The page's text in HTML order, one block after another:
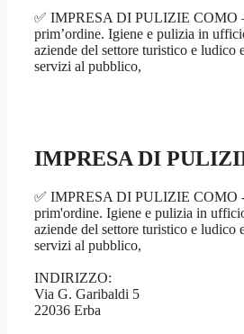
✅ IMPRESA DI PULIZIE COMO
prim’ordine. Igiene e pulizia in
aziende del settore turistico e ludico
servizi al pubblico,
IMPRESA DI
✅ IMPRESA DI PULIZIE COMO
prim'ordine. Igiene e pulizia in
aziende del settore turistico e ludico
servizi al pubblico,
INDIRIZZO:
Via G. Garibaldi 5
22036 Erba